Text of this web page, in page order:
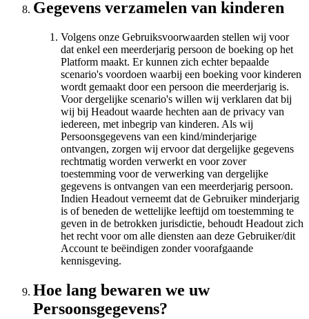
Gegevens verzamelen van kinderen
Volgens onze Gebruiksvoorwaarden stellen wij voor
dat enkel een meerderjarig persoon de boeking op het
Platform maakt. Er kunnen zich echter bepaalde
scenario's voordoen waarbij een boeking voor kinderen
wordt gemaakt door een persoon die meerderjarig is.
Voor dergelijke scenario's willen wij verklaren dat bij
wij bij Headout waarde hechten aan de privacy van
iedereen, met inbegrip van kinderen. Als wij
Persoonsgegevens van een kind/minderjarige
ontvangen, zorgen wij ervoor dat dergelijke gegevens
rechtmatig worden verwerkt en voor zover
toestemming voor de verwerking van dergelijke
gegevens is ontvangen van een meerderjarig persoon.
Indien Headout verneemt dat de Gebruiker minderjarig
is of beneden de wettelijke leeftijd om toestemming te
geven in de betrokken jurisdictie, behoudt Headout zich
het recht voor om alle diensten aan deze Gebruiker/dit
Account te beëindigen zonder voorafgaande
kennisgeving.
Hoe lang bewaren we uw
Persoonsgegevens?